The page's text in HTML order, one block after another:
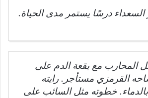
السعداء درسًا يستمر مدى الحياة.
المحارب مع بقعة الدم على
القرمزي مستأجر. رايته
خطوته مثل السائب على